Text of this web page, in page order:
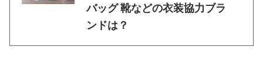
バッグ 靴などの衣装協力ブラ
ンドは？